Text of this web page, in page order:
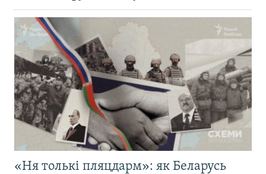
«Ня толькі пляцдарм»: як Беларусь